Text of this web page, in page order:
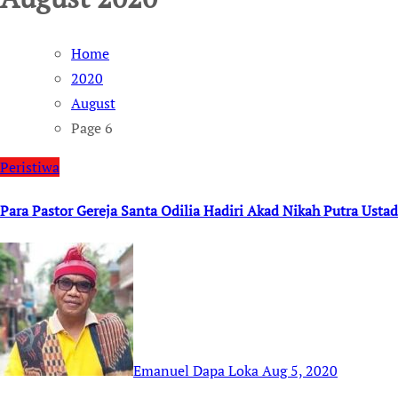
Home
2020
August
Page 6
Peristiwa
Para Pastor Gereja Santa Odilia Hadiri Akad Nikah Putra
Emanuel Dapa LokaAug 5, 2020